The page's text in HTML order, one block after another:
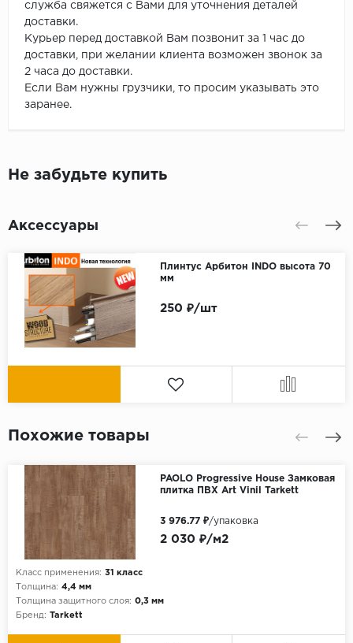
служба свяжется с Вами для уточнения деталей
доставки.
Курьер перед доставкой Вам позвонит за 1 час до
доставки, при желании клиента возможен звонок за
2 часа до доставки.
Если Вам нужны грузчики, то просим указывать это
заранее.
Не забудьте купить
Аксессуары
Плинтус Арбитон INDO высота 70
мм
250 ₽/шт
Похожие товары
PAOLO Progressive House Замковая
плитка ПВХ Art Vinil Tarkett
Класс применения: 31 класс
Толщина: 4,4 мм
Толщина защитного слоя: 0,3 мм
Бренд: Tarkett
2 030 ₽/м2
3 976.77 ₽/упаковка